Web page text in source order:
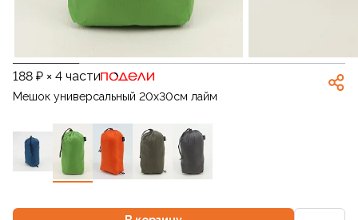
188 ₽ × 4 части
Мешок универсальный 20х30см лайм